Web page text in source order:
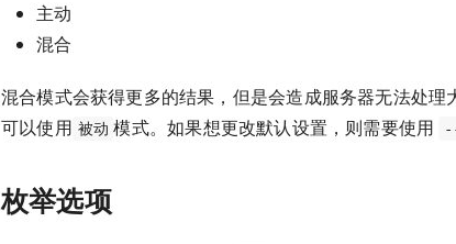
主动
混合
混合模式会获得更多的结果，但是会造成服务器无法处理
可以使用 被动 模式。如果想更改默认设置，则需要使用
枚举选项